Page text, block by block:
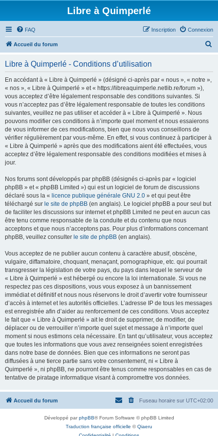
Libre à Quimperlé
FAQ Connexion
Inscription
Accueil du forum
Libre à Quimperlé - Conditions d’utilisation
En accédant à « Libre à Quimperlé » (désigné ci-après par « nous », « notre »,
« nos », « Libre à Quimperlé » et « https://libreaquimperle.netlib.re/forum »),
vous acceptez d’être légalement responsable des conditions suivantes. Si
vous n’acceptez pas d’être légalement responsable de toutes les conditions
suivantes, veuillez ne pas utiliser et accéder à « Libre à Quimperlé ». Nous
pouvons modifier ces conditions à n’importe quel moment et nous essaierons
de vous informer de ces modifications, bien que nous vous conseillons de
vérifier régulièrement par vous-même. En effet, si vous continuez à participer à
« Libre à Quimperlé » après que des modifications aient été effectuées, vous
acceptez d’être légalement responsable des conditions modifiées et mises à
jour.
Nos forums sont développés par phpBB (désignés ci-après par « logiciel
phpBB » et « phpBB Limited ») qui est un logiciel de forum de discussions
déclaré sous la « licence publique générale GNU 2.0 » et qui peut être
téléchargé sur le site de phpBB (en anglais). Le logiciel phpBB a pour seul but
de faciliter les discussions sur internet et phpBB Limited ne peut en aucun cas
être tenu comme responsable de la conduite et du contenu que nous
acceptons et que nous n’acceptons pas. Pour plus d’informations concernant
phpBB, veuillez consulter le site de phpBB (en anglais).
Vous acceptez de ne publier aucun contenu à caractère abusif, obscène,
vulgaire, diffamatoire, choquant, menaçant, pornographique, etc. qui pourrait
transgresser la législation de votre pays, du pays dans lequel le serveur de
« Libre à Quimperlé » est hébergé ou encore la loi internationale. Si vous ne
respectez pas ces dispositions, vous vous exposez à un bannissement
immédiat et définitif et nous nous réservons le droit d’avertir votre fournisseur
d’accès à internet et les autorités officielles. L’adresse IP de tous les messages
est enregistrée afin d’aider au renforcement de ces conditions. Vous acceptez
le fait que « Libre à Quimperlé » ait le droit de supprimer, de modifier, de
déplacer ou de verrouiller n’importe quel sujet et message à n’importe quel
moment si nous estimons cela nécessaire. En tant qu’utilisateur, vous acceptez
que toutes les informations que vous avez renseignées soient enregistrées
dans notre base de données. Bien que ces informations ne seront pas
diffusées à une tierce partie sans votre consentement, ni « Libre à
Quimperlé », ni phpBB, ne pourront être tenus comme responsables en cas de
tentative de piratage informatique visant à compromettre vos données.
Accueil du forum Fuseau horaire sur UTC+02:00
Développé parphpBB® Forum Software © phpBB Limited
Traduction française officielle ©Qiaeru